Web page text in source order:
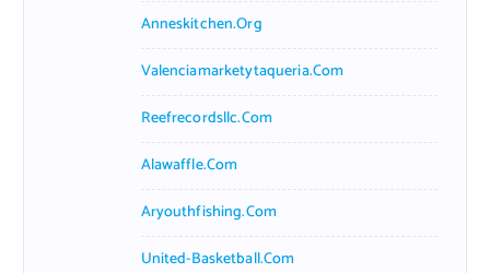
Anneskitchen.org
Valenciamarketytaqueria.com
Reefrecordsllc.com
Alawaffle.com
Aryouthfishing.com
United-Basketball.com